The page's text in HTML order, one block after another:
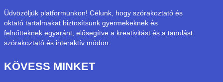
Üdvözöljük platformunkon! Célunk, hogy szórakoztató és
oktató tartalmakat biztosítsunk gyermekeknek és
felnőtteknek egyaránt, elősegítve a kreativitást és a tanulást
szórakoztató és interaktív módon.
KÖVESS MINKET